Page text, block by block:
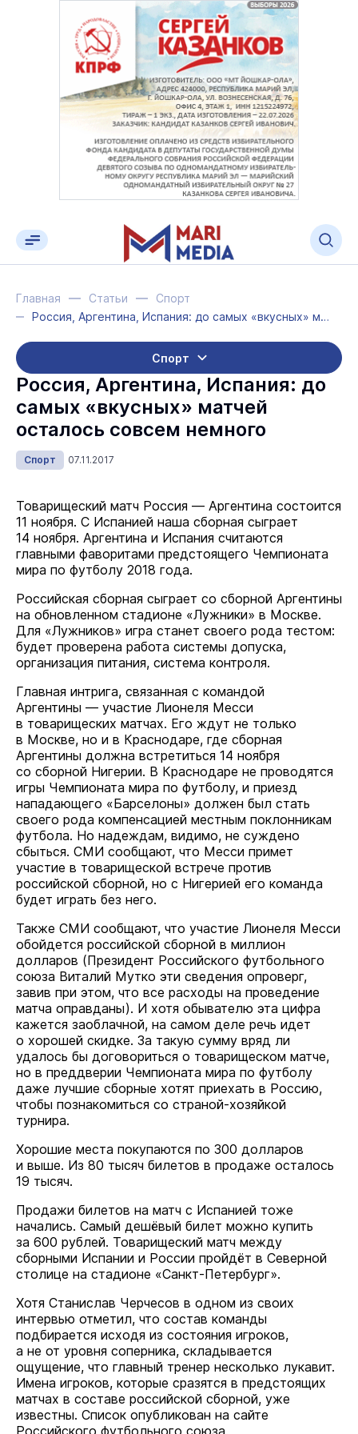
Главная Статьи
Спорт
Россия, Аргентина, Испания: до самых «вкусных» матчей осталось совсем немного
Спорт
Россия, Аргентина, Испания: до
самых «вкусных» матчей
осталось совсем немного
Спорт 07.11.2017
Товарищеский матч Россия — Аргентина состоится
11 ноября. С Испанией наша сборная сыграет
14 ноября. Аргентина и Испания считаются
главными фаворитами предстоящего Чемпионата
мира по футболу 2018 года.
Российская сборная сыграет со сборной Аргентины
на обновленном стадионе «Лужники» в Москве.
Для «Лужников» игра станет своего рода тестом:
будет проверена работа системы допуска,
организация питания, система контроля.
Главная интрига, связанная с командой
Аргентины — участие Лионеля Месси
в товарищеских матчах. Его ждут не только
в Москве, но и в Краснодаре, где сборная
Аргентины должна встретиться 14 ноября
со сборной Нигерии. В Краснодаре не проводятся
игры Чемпионата мира по футболу, и приезд
нападающего «Барселоны» должен был стать
своего рода компенсацией местным поклонникам
футбола. Но надеждам, видимо, не суждено
сбыться. СМИ сообщают, что Месси примет
участие в товарищеской встрече против
российской сборной, но с Нигерией его команда
будет играть без него.
Также СМИ сообщают, что участие Лионеля Месси
обойдется российской сборной в миллион
долларов (Президент Российского футбольного
союза Виталий Мутко эти сведения опроверг,
завив при этом, что все расходы на проведение
матча оправданы). И хотя обывателю эта цифра
кажется заоблачной, на самом деле речь идет
о хорошей скидке. За такую сумму вряд ли
удалось бы договориться о товарищеском матче,
но в преддверии Чемпионата мира по футболу
даже лучшие сборные хотят приехать в Россию,
чтобы познакомиться со страной-хозяйкой
турнира.
Хорошие места покупаются по 300 долларов
и выше. Из 80 тысяч билетов в продаже осталось
19 тысяч.
Продажи билетов на матч с Испанией тоже
начались. Самый дешёвый билет можно купить
за 600 рублей. Товарищеский матч между
сборными Испании и России пройдёт в Северной
столице на стадионе «Санкт-Петербург».
Хотя Станислав Черчесов в одном из своих
интервью отметил, что состав команды
подбирается исходя из состояния игроков,
а не от уровня соперника, складывается
ощущение, что главный тренер несколько лукавит.
Имена игроков, которые сразятся в предстоящих
матчах в составе российской сборной, уже
известны. Список опубликован на сайте
Российского футбольного союза.